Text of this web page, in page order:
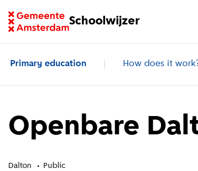
Schoolwijzer
Go to homepage of School Finder
Primary education How does it
Openbare
Dalton Public